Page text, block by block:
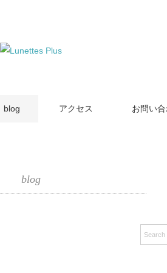
blog アクセス お問い
blog